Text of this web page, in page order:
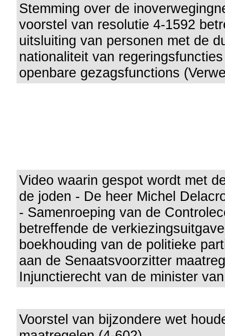
Stemming over de
voorstel van resolutie 4-1592
uitsluiting van personen met de
nationaliteit van
openbare gezagsfunctions
Video waarin gespot wordt met
de joden - De heer Michel
- Samenroeping van de
betreffende de
boekhouding van de politieke
aan de Senaatsvoorzitter
Injunctierecht van de minister
Voorstel van bijzondere wet